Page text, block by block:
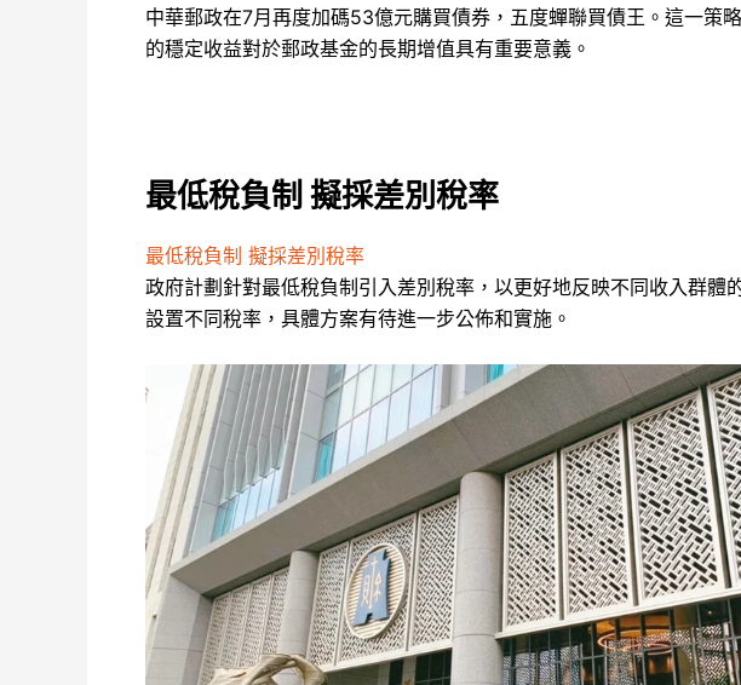
中華郵政在7月再度加碼53億元購買債券，五度蟬聯買債王。這一策
的穩定收益對於郵政基金的長期增值具有重要意義。
最低稅負制 擬採差別稅率
最低稅負制 擬採差別稅率
政府計劃針對最低稅負制引入差別稅率，以更好地反映不同收入群
設置不同稅率，具體方案有待進一步公佈和實施。